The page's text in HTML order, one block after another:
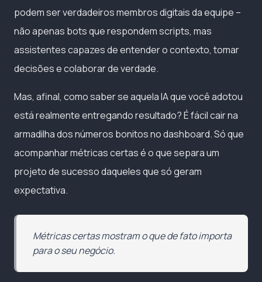
podem ser verdadeiros membros digitais da equipe –
não apenas bots que respondem scripts, mas
assistentes capazes de entender o contexto, tomar
decisões e colaborar de verdade.
Mas, afinal, como saber se aquela IA que você adotou
está realmente entregando resultado? É fácil cair na
armadilha dos números bonitos no dashboard. Só que
acompanhar métricas certas é o que separa um
projeto de sucesso daqueles que só geram
expectativa.
Métricas certas mostram o que de fato importa
para o seu negócio.